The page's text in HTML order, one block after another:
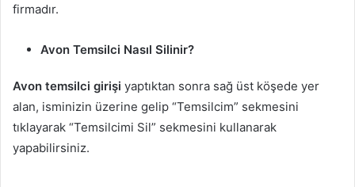
firmadır.
Avon Temsilci Nasıl Silinir?
Avon temsilci girişi yaptıktan sonra sağ üst köşede yer
alan, isminizin üzerine gelip “Temsilcim” sekmesini
tıklayarak “Temsilcimi Sil” sekmesini kullanarak
yapabilirsiniz.